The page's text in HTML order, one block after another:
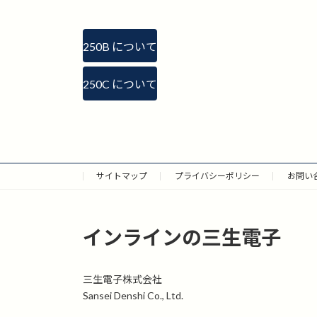
250B について
250C について
サイトマップ プライバシーポリシー お問い
インラインの三生電子
三生電子株式会社
Sansei Denshi Co., Ltd.